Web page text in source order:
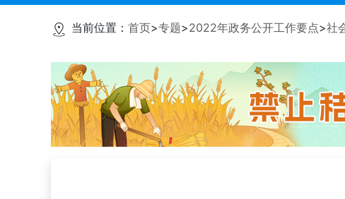
当前位置： 首页>专题>2022年政务公开工作要点>社